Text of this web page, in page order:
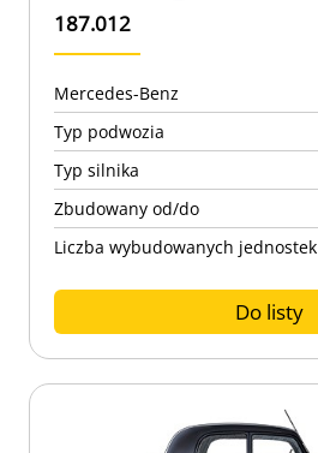
187.012
Mercedes-Benz
Typ podwozia
Typ silnika
Zbudowany od/do
Liczba wybudowanych jednostek
Do listy